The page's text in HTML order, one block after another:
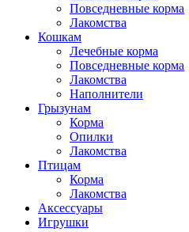
Повседневные корма
Лакомства
Кошкам
Лечебные корма
Повседневные корма
Лакомства
Наполнители
Грызунам
Корма
Опилки
Лакомства
Птицам
Корма
Лакомства
Аксессуары
Игрушки